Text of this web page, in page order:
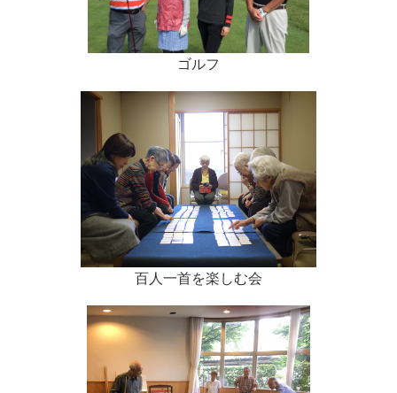
ゴルフ
百人一首を楽しむ会